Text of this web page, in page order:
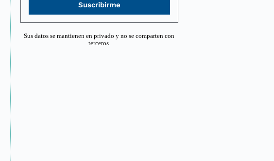
Suscribirme
Sus datos se mantienen en privado y no se comparten con
terceros.